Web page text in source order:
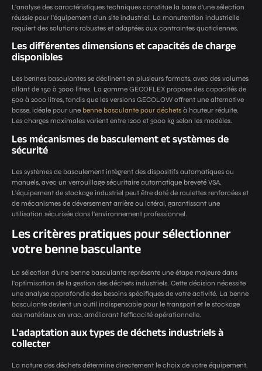
L'analyse des caractéristiques techniques constitue la base d'une sélection
réussie pour l'équipement d'un site industriel. La manutention industrielle
requiert des solutions robustes et adaptées aux contraintes quotidiennes.
Les différentes dimensions et capacités de charge
disponibles
Les bennes basculantes se déclinent en plusieurs formats, avec des volumes
allant de 150 à 3000 litres. La gamme GECOFLEX propose des capacités de
500 à 2000 litres, tandis que les versions GECOLOW offrent une alternative
basse, idéale pour une benne basculante pour déchets à hauteur réduite.
Les charges maximales varient entre 1200 et 3000 kg selon les modèles.
Les mécanismes de basculement et systèmes de
sécurité
Les systèmes de basculement intègrent des dispositifs automatiques ou
manuels, avec un verrouillage sécuritaire automatique breveté VSA.
L'équipement de stockage industriel peut être doté de roulettes renforcées et
de mécanismes de déversement arrière ou latéral, garantissant une
utilisation sécurisée dans l'environnement professionnel.
Les critères pratiques pour sélectionner
votre benne basculante
La sélection d'une benne basculante représente une étape majeure dans
l'optimisation de la gestion des déchets industriels. Cette décision nécessite
une analyse approfondie des besoins spécifiques de votre activité. La benne
basculante devient un outil indispensable pour le transport et le stockage
des matériaux en vrac, améliorant l'efficacité opérationnelle.
L'adaptation aux types de déchets industriels à
collecter
La nature des déchets détermine directement le choix de votre équipement.